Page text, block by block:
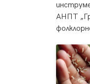
АНПТ